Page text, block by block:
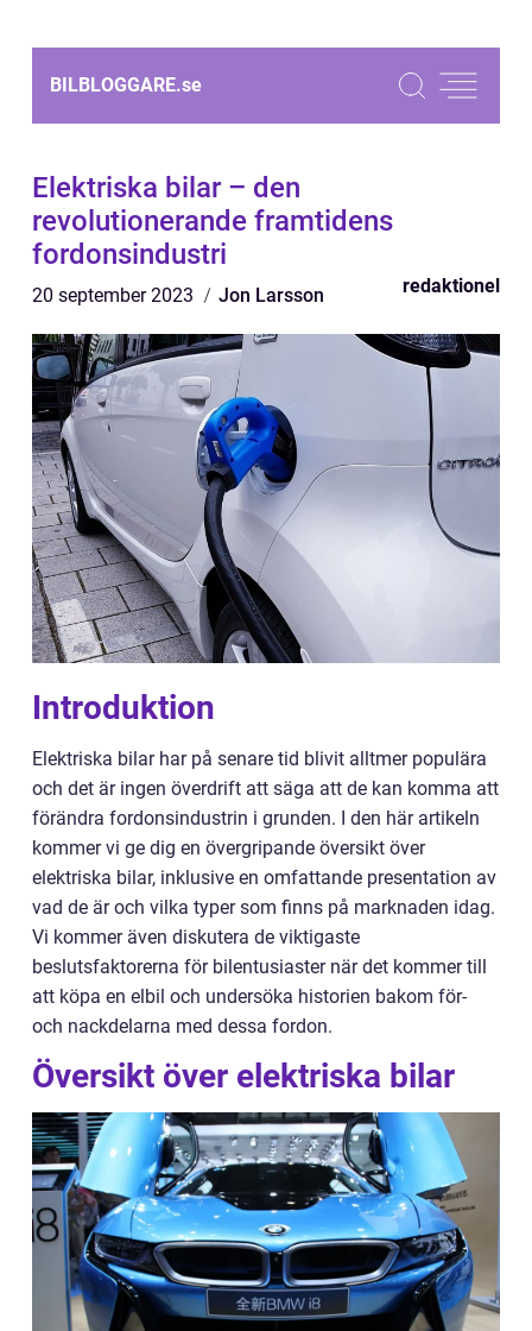
BILBLOGGARE.se
Elektriska bilar – den
revolutionerande framtidens
fordonsindustri
20 september 2023 Jon Larsson redaktionel
Introduktion
Elektriska bilar har på senare tid blivit alltmer populära
och det är ingen överdrift att säga att de kan komma att
förändra fordonsindustrin i grunden. I den här artikeln
kommer vi ge dig en övergripande översikt över
elektriska bilar, inklusive en omfattande presentation av
vad de är och vilka typer som finns på marknaden idag.
Vi kommer även diskutera de viktigaste
beslutsfaktorerna för bilentusiaster när det kommer till
att köpa en elbil och undersöka historien bakom för-
och nackdelarna med dessa fordon.
Översikt över elektriska bilar